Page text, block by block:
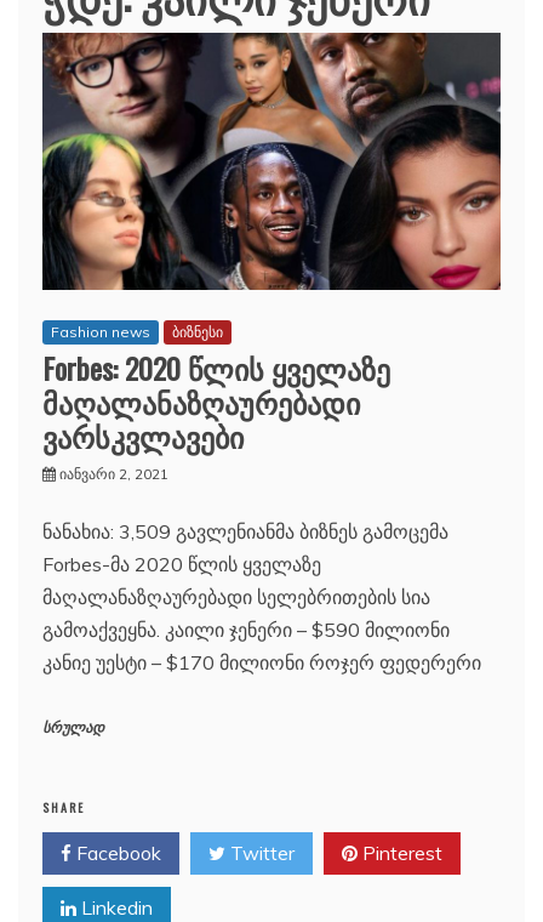
Fashion news ბიზნესი
Forbes: 2020 წლის ყველაზე
მაღალანაზღაურებადი
ვარსკვლავები
იანვარი 2, 2021
ნანახია: 3,509 გავლენიანმა ბიზნეს გამოცემა
Forbes-მა 2020 წლის ყველაზე
მაღალანაზღაურებადი სელებრითების სია
გამოაქვეყნა. კაილი ჯენერი – $590 მილიონი
კანიე უესტი – $170 მილიონი როჯერ ფედერერი
სრულად
SHARE
Facebook Twitter Pinterest
Linkedin